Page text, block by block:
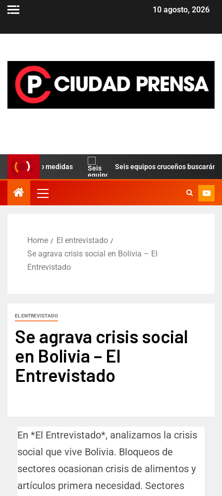
10 agosto, 2026
medidas Seis equipos cruceños buscarán la
Home
El entrevistado
Se agrava crisis social en Bolivia – El
Entrevistado
EL ENTREVISTADO
Se agrava crisis social
en Bolivia – El
Entrevistado
En *El Entrevistado*, analizamos la crisis
social que vive Bolivia. Bloqueos de
sectores ocasionan crisis de alimentos y
artículos primera necesidad. Sectores